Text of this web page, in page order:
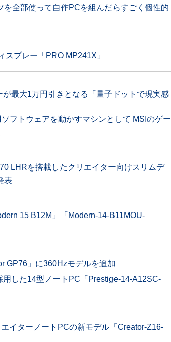
全部使って自作PCを組んだらすごく個性的
スプレー「PRO MP241X」
最大1万円引きとなる「量子ドットで現実感
フトウェアを動かすマシンとして MSIのゲー
LHRを搭載したクリエイター向けスリムデ
表
15 B12M」「Modern-14-B11MOU-
GP76」に360Hzモデルを追加
した14型ノートPC「Prestige-14-A12SC-
イターノートPCの新モデル「Creator-Z16-